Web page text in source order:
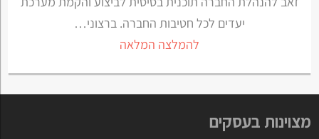
יעדים לכל חטיבות החברה. ברצוני…
להמלצה המלאה
מצוינות בעסקים